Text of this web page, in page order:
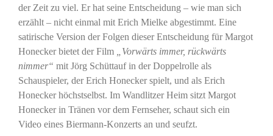
der Zeit zu viel. Er hat seine Entscheidung – wie man sich
erzählt – nicht einmal mit Erich Mielke abgestimmt. Eine
satirische Version der Folgen dieser Entscheidung für Margot
Honecker bietet der Film
„Vorwärts immer, rückwärts
nimmer“ mit Jörg Schüttauf in der Doppelrolle als
Schauspieler, der Erich Honecker spielt, und als Erich
Honecker höchstselbst. Im Wandlitzer Heim sitzt Margot
Honecker in Tränen vor dem Fernseher, schaut sich ein
Video eines Biermann-Konzerts an und seufzt.